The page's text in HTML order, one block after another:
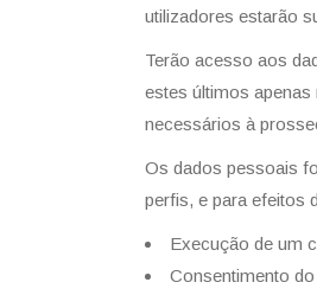
utilizadores estarão
Terão acesso aos
estes últimos
necessários à
Os dados pessoais
perfis, e para efeitos
Execução de um
Consentimento